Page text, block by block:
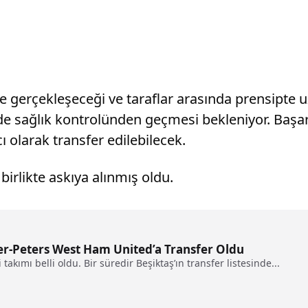
ve taraflar arasında prensipte
kontrolünden geçmesi bekleniyor.
olarak transfer edilebilecek.
askıya alınmış oldu.
Peters West Ham United’a Transfer Oldu
belli oldu. Bir süredir Beşiktaş’ın transfer listesinde...